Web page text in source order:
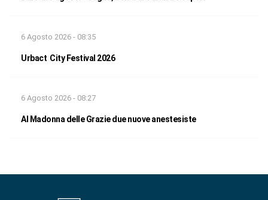
6 Agosto 2026 - 08:35
Urbact City Festival 2026
6 Agosto 2026 - 08:27
Al Madonna delle Grazie due nuove anestesiste